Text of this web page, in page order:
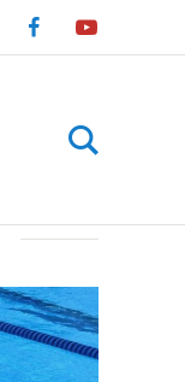
NATATION